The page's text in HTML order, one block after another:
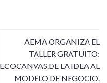
AEMA ORGANIZA EL
TALLER GRATUITO:
ECOCANVAS.DE LA IDEA AL
MODELO DE NEGOCIO.